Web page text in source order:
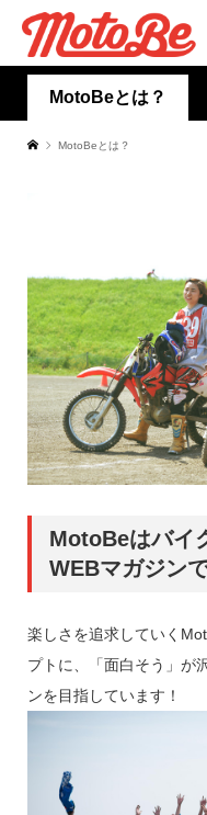
MotoBeとは？
MotoBeとは？
MotoBeはバイ
WEBマガジンで
楽しさを追求していく
プトに、「面白そう」が
ンを目指しています！